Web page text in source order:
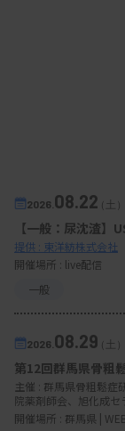
2026. 08.22（土）
【一般：尿沈渣】
提供 : 東洋紡株式会社
開催場所 : live配信
一般
2026. 08.29（土）
第12回群馬県骨粗
主催 : 群馬県骨粗鬆症
院薬剤師会、旭化成
開催場所 : 群馬県 |